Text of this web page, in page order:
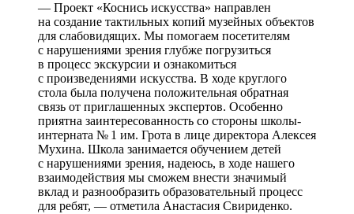
— Проект «Коснись искусства» направлен
на создание тактильных копий музейных объектов
для слабовидящих. Мы помогаем посетителям
с нарушениями зрения глубже погрузиться
в процесс экскурсии и ознакомиться
с произведениями искусства. В ходе круглого
стола была получена положительная обратная
связь от приглашенных экспертов. Особенно
приятна заинтересованность со стороны школы-
интерната № 1 им. Грота в лице директора Алексея
Мухина. Школа занимается обучением детей
с нарушениями зрения, надеюсь, в ходе нашего
взаимодействия мы сможем внести значимый
вклад и разнообразить образовательный процесс
для ребят, — отметила Анастасия Свириденко.